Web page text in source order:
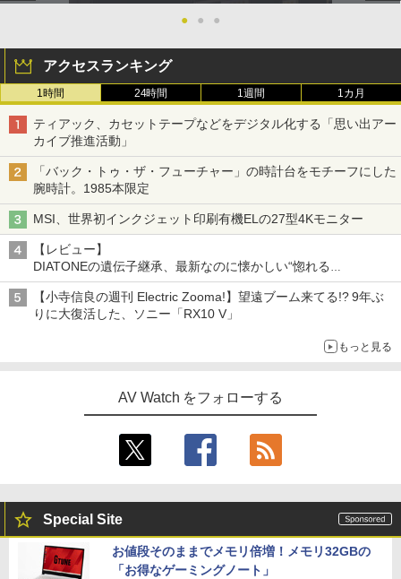
● ● ●
アクセスランキング
1時間 24時間 1週間 1カ月
ティアック、カセットテープなどをデジタル化する「思い出アー
カイブ推進活動」
「バック・トゥ・ザ・フューチャー」の時計台をモチーフにした
腕時計。1985本限定
MSI、世界初インクジェット印刷有機ELの27型4Kモニター
【レビュー】
DIATONEの遺伝子継承、最新なのに懐かしい“惚れる
音”Tecnologia e Cuore「DS-TC52B」を聴く
【小寺信良の週刊 Electric Zooma!】望遠ブーム来てる!? 9年ぶ
りに大復活した、ソニー「RX10 V」
もっと見る
AV Watch をフォローする
Special Site
お値段そのままでメモリ倍増！メモリ32GBの
「お得なゲーミングノート」